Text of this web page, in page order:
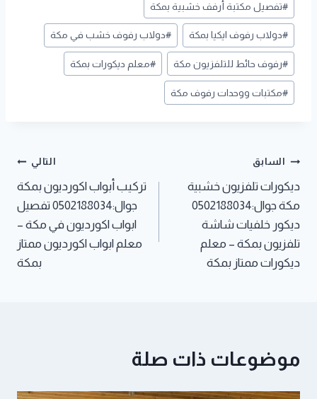
#تفصيل مكتبة أرفف خشبية بمكة
#دولاب رفوف ايكيا بمكة #دولاب رفوف خشب في مكة
#رفوف حائط للتلفزيون مكة #معلم ديكورات بمكة
#مكتبات ووحدات رفوف مكة
تصفّح
المقالات
السابق
ديكورات تلفزيون خشبية
مكة جوال:0502188034
ديكور خلفيات شاشة
تلفزيون بمكة – معلم
ديكورات ممتاز بمكة
التالي
تركيب أبواب اكورديون بمكة
جوال:0502188034 تفصيل
ابواب اكورديون في مكة –
معلم ابواب اكورديون ممتاز
بمكة
موضوعات ذات صلة